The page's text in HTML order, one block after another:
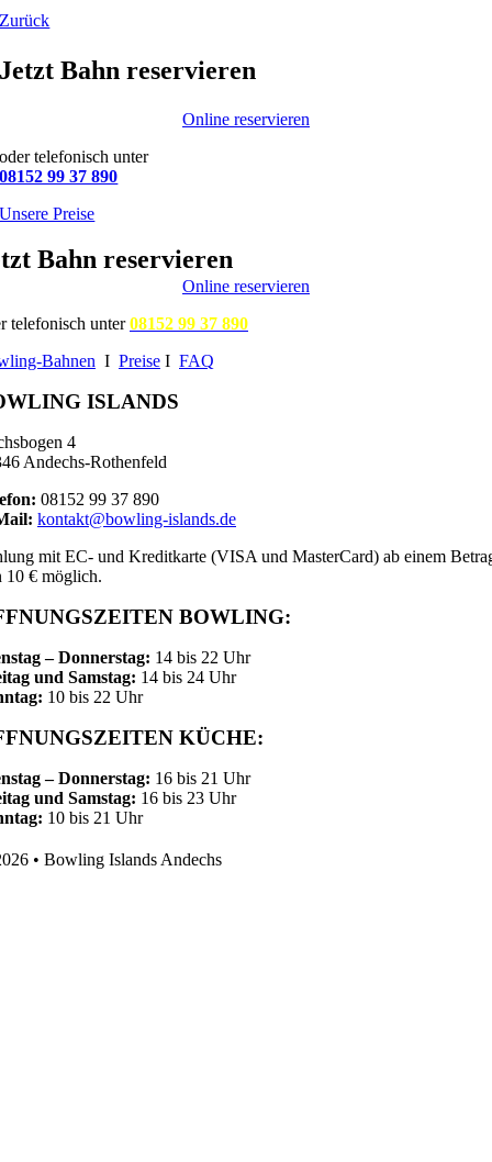
Zurück
Jetzt Bahn reservieren
Online reservieren
oder telefonisch unter
08152 99 37 890
Unsere Preise
Bahn reservieren
Online reservieren
telefonisch unter08152 99 37 890
Bahnen I Preise I FAQ
ISLANDS
4
Andechs-Rothenfeld
08152 99 37 890
kontakt@bowling-islands.de
mit EC- und Kreditkarte (VISA und MasterCard) ab einem
10 € möglich.
BOWLING:
– Donnerstag: 14 bis 22 Uhr
und Samstag: 14 bis 24 Uhr
10 bis 22 Uhr
KÜCHE:
– Donnerstag: 16 bis 21 Uhr
und Samstag: 16 bis 23 Uhr
10 bis 21 Uhr
• Bowling Islands Andechs